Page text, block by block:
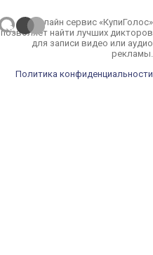
Онлайн сервис «КупиГолос»
позволяет найти лучших дикторов
для записи видео или аудио
рекламы.
Политика конфиденциальности